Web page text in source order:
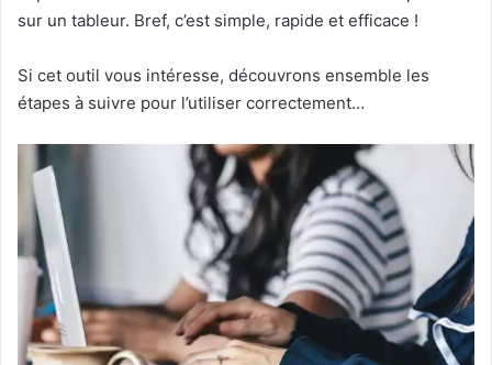
sur un tableur. Bref, c’est simple, rapide et efficace !
Si cet outil vous intéresse, découvrons ensemble les
étapes à suivre pour l’utiliser correctement…